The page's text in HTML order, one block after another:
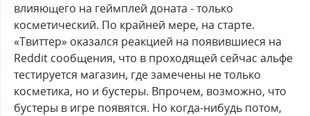
влияющего на геймплей доната - только
косметический. По крайней мере, на старте.
«Твиттер» оказался реакцией на появившиеся на
Reddit сообщения, что в проходящей сейчас альфе
тестируется магазин, где замечены не только
косметика, но и бустеры. Впрочем, возможно, что
бустеры в игре появятся. Но когда-нибудь потом,